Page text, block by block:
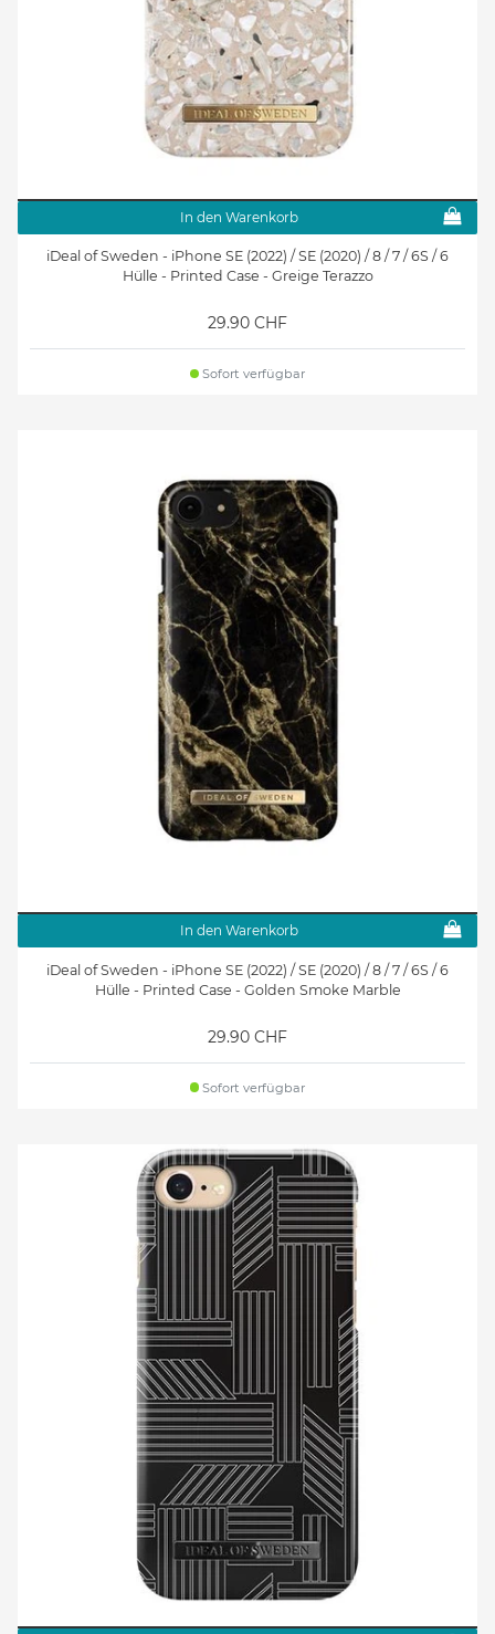
In den Warenkorb
iDeal of Sweden - iPhone SE (2022) / SE (2020) / 8 / 7 / 6S / 6
Hülle - Printed Case - Greige Terazzo
29.90 CHF
Sofort verfügbar
In den Warenkorb
iDeal of Sweden - iPhone SE (2022) / SE (2020) / 8 / 7 / 6S / 6
Hülle - Printed Case - Golden Smoke Marble
29.90 CHF
Sofort verfügbar